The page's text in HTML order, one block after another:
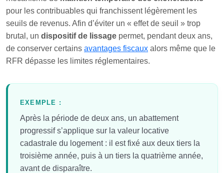
pour les contribuables qui franchissent légèrement les
seuils de revenus. Afin d’éviter un « effet de seuil » trop
brutal, un dispositif de lissage permet, pendant deux ans,
de conserver certains avantages fiscaux alors même que le
RFR dépasse les limites réglementaires.
EXEMPLE :
Après la période de deux ans, un abattement
progressif s’applique sur la valeur locative
cadastrale du logement : il est fixé aux deux tiers la
troisième année, puis à un tiers la quatrième année,
avant de disparaître.